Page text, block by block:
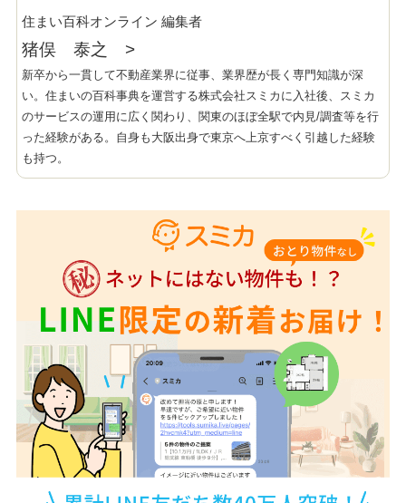
住まい百科オンライン 編集者
猪俣 泰之 >
新卒から一貫して不動産業界に従事、業界歴が長く専門知識が深
い。住まいの百科事典を運営する株式会社スミカに入社後、スミカ
のサービスの運用に広く関わり、関東のほぼ全駅で内見/調査等を行
った経験がある。自身も大阪出身で東京へ上京すべく引越した経験
も持つ。